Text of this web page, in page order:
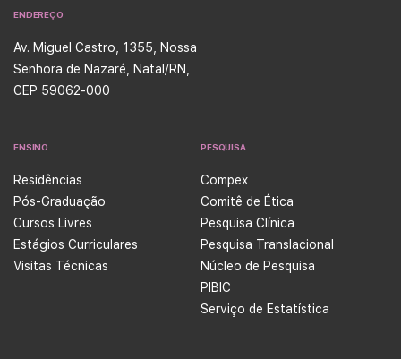
ENDEREÇO
Av. Miguel Castro, 1355, Nossa
Senhora de Nazaré, Natal/RN,
CEP 59062-000
ENSINO
Residências
Pós-Graduação
Cursos Livres
Estágios Curriculares
Visitas Técnicas
PESQUISA
Compex
Comitê de Ética
Pesquisa Clínica
Pesquisa Translacional
Núcleo de Pesquisa
PIBIC
Serviço de Estatística